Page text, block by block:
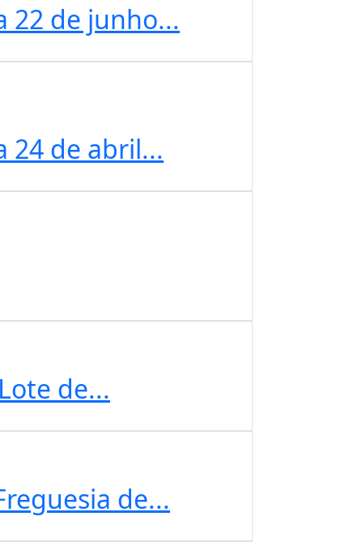
22 de junho...
24 de abril...
de...
de...